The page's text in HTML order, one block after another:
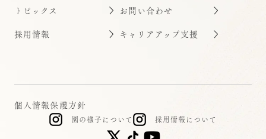
トピックス お問い合わせ
採用情報 キャリアアップ支援
個人情報保護方針
園の様子について 採用情報について